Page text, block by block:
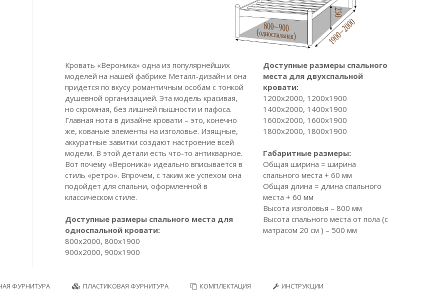
Кровать «Вероника» одна из популярнейших
моделей на нашей фабрике Металл-дизайн и она
придется по вкусу романтичным особам с тонкой
душевной организацией. Эта модель красивая,
но скромная, без лишней пышности и пафоса.
Главная нота в дизайне кровати – это, конечно
же, кованые элементы на изголовье. Изящные,
аккуратные завитки создают настроение всей
модели. В этой детали есть что-то антикварное.
Вот почему «Вероника» идеально вписывается в
стиль «ретро». Впрочем, с таким же успехом она
подойдет для спальни, оформленной в
классическом стиле.
Доступные размеры спального места для
односпальной кровати:
800х2000, 800х1900
900х2000, 900х1900
Доступные размеры спального
места для двухспальной
кровати:
1200х2000, 1200х1900
1400х2000, 1400х1900
1600х2000, 1600х1900
1800х2000, 1800х1900
Габаритные размеры:
Общая ширина = ширина
спального места + 60 мм
Общая длина = длина спального
места + 60 мм
Высота изголовья – 800 мм
Высота спального места от пола (с
матрасом 20 см ) – 500 мм
ФУРНИТУРА ПЛАСТИКОВАЯ ФУРНИТУРА КОМПЛЕКТАЦИЯ ИНСТРУКЦИИ